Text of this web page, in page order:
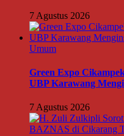
7 Agustus 2026
Umum
Green Expo
UBP Karawang
7 Agustus 2026